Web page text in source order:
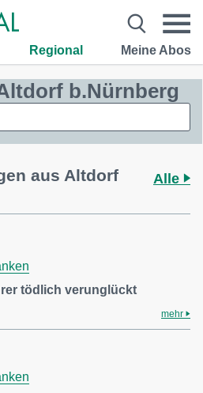
Regional Meine Abos
b.Nürnberg
aus Altdorf
Alle
tödlich verunglückt
mehr